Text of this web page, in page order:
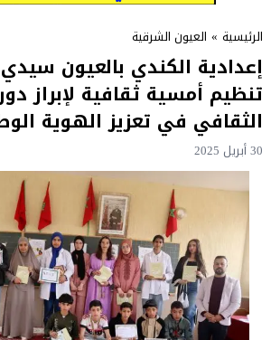
الرئيسية » العيون الشرقية
إعدادية الكندي بالعيون
تنظيم أمسية ثقافية لإبراز
الثقافي في تعزيز الهوية
30 أبريل 2025